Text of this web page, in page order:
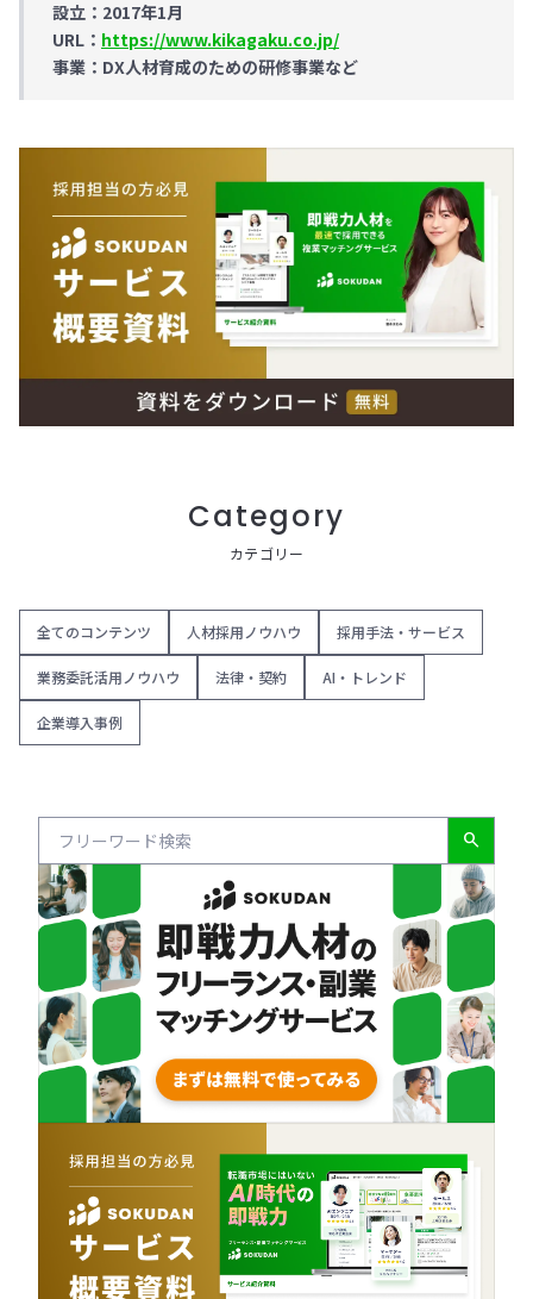
設立：2017年1月
URL： https://www.kikagaku.co.jp/
事業：DX人材育成のための研修事業など
Category
カテゴリー
全てのコンテンツ 人材採用ノウハウ 採用手法・サービス
業務委託活用ノウハウ 法律・契約 AI・トレンド
企業導入事例
search